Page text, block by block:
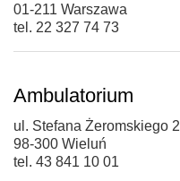
01-211 Warszawa
tel. 22 327 74 73
Ambulatorium
ul. Stefana Żeromskiego 2
98-300 Wieluń
tel. 43 841 10 01